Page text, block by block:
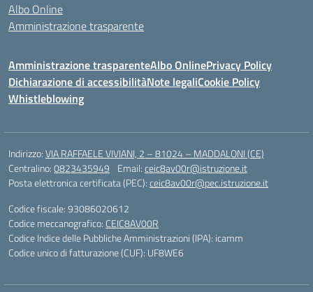
Albo Online
Amministrazione trasparente
Amministrazione trasparenteAlbo OnlinePrivacy Policy
Dichiarazione di accessibilitàNote legaliCookie Policy
Whistleblowing
Indirizzo:VIA RAFFAELE VIVIANI, 2 – 81024 – MADDALONI (CE)
Centralino:0823435949 Email:ceic8av00r@istruzione.it
Posta elettronica certificata (PEC):ceic8av00r@pec.istruzione.it
Codice fiscale: 93086020612
Codice meccanografico: CEIC8AV00R
Codice Indice delle Pubbliche Amministrazioni (IPA): icamm
Codice unico di fatturazione (CUF): UF8WE6